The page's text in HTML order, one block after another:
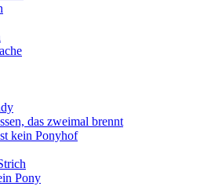
das zweimal brennt
kein Ponyhof
Pony